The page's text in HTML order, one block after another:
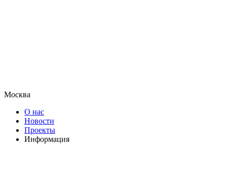
Москва
О нас
Новости
Проекты
Информация